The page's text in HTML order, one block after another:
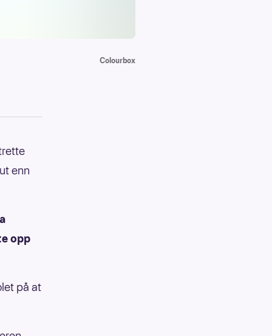
Colourbox
enn
opp
på at